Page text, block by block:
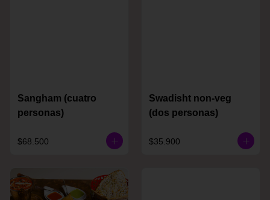
Sangham (cuatro
personas)
$68.500
Swadisht non-veg
(dos personas)
$35.900